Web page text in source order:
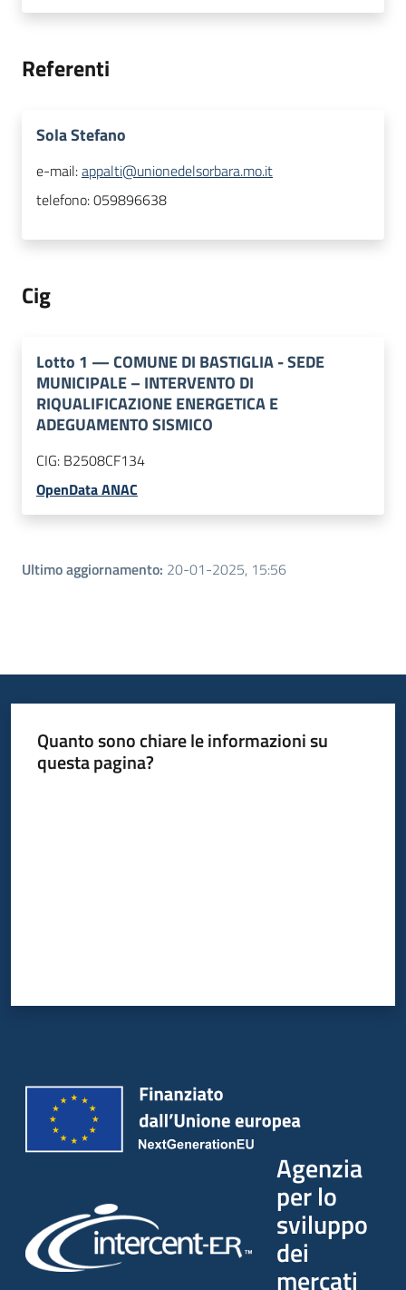
Referenti
Sola Stefano
e-mail:appalti@unionedelsorbara.mo.it
telefono:059896638
Cig
Lotto 1 —COMUNE DI BASTIGLIA - SEDE
MUNICIPALE – INTERVENTO DI
RIQUALIFICAZIONE ENERGETICA E
ADEGUAMENTO SISMICO
CIG: B2508CF134
OpenData ANAC
Ultimo aggiornamento: 20-01-2025, 15:56
Quanto sono chiare le informazioni su
questa pagina?
Agenzia
per lo
sviluppo
dei
mercati